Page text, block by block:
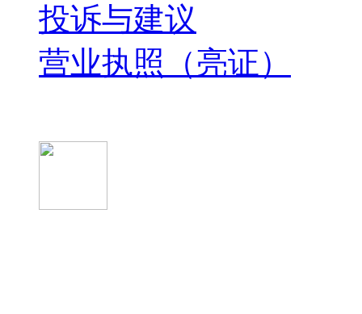
投诉与建议
营业执照（亮证）